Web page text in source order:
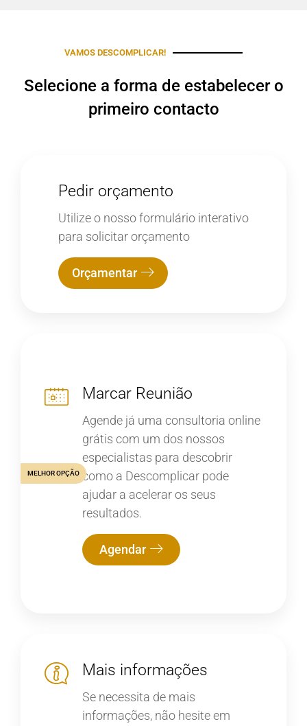
VAMOS DESCOMPLICAR!
Selecione a forma de estabelecer o
primeiro contacto
Pedir orçamento
Utilize o nosso formulário interativo
para solicitar orçamento
Orçamentar
Marcar Reunião
Agende já uma consultoria online
grátis com um dos nossos
especialistas para descobrir
como a Descomplicar pode
ajudar a acelerar os seus
resultados.
Agendar
MELHOR OPÇÃO
Mais informações
Se necessita de mais
informações, não hesite em